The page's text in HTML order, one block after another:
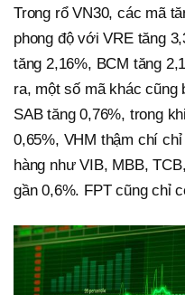
Trong rổ VN30, các mã
phong độ với VRE tăng
tăng 2,16%, BCM tăng
ra, một số mã khác cũng
SAB tăng 0,76%, trong
0,65%, VHM thậm chí
hàng như VIB, MBB,
gần 0,6%. FPT cũng chỉ